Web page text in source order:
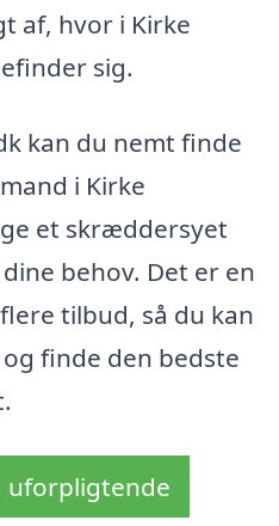
af, hvor i Kirke
sig.
kan du nemt finde
i Kirke
et skræddersyet
behov. Det er en
tilbud, så du kan
finde den bedste
uforpligtende